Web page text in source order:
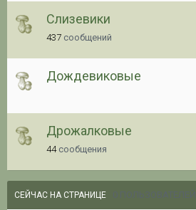
Слизевики
437 сообщений
Дождевиковые
Дрожалковые
44 сообщения
СЕЙЧАС НА СТРАНИЦЕ 0 ПОЛЬЗОВАТЕЛЕЙ